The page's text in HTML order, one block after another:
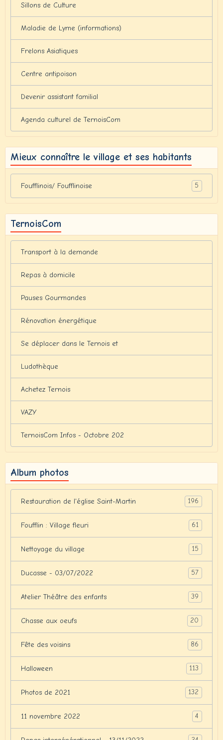
Sillons de Culture
Maladie de Lyme (informations)
Frelons Asiatiques
Centre antipoison
Devenir assistant familial
Agenda culturel de TernoisCom
Mieux connaître le village et ses habitants
Foufflinois/ Foufflinoise 5
TernoisCom
Transport à la demande
Repas à domicile
Pauses Gourmandes
Rénovation énergétique
Se déplacer dans le Ternois et
Ludothèque
Achetez Ternois
VAZY
TernoisCom Infos - Octobre 202
Album photos
Restauration de l'église Saint-Martin 196
Foufflin : Village fleuri 61
Nettoyage du village 15
Ducasse - 03/07/2022 57
Atelier Théâtre des enfants 39
Chasse aux oeufs 20
Fête des voisins 86
Halloween 113
Photos de 2021 132
11 novembre 2022 4